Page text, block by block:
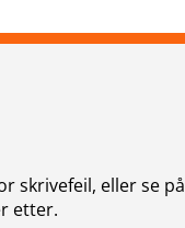
skrivefeil, eller se på
etter.